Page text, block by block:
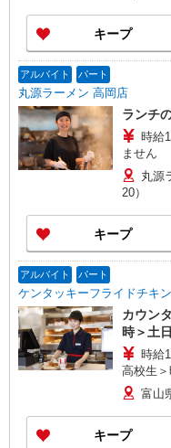
キープ
アルバイト パート
丸源ラーメン 高岡店
ランチ
時給
ません
丸源
20）
キープ
アルバイト パート
ケンタッキーフライドチキ
カウン
時＞土
時給
高校生
富山
キープ